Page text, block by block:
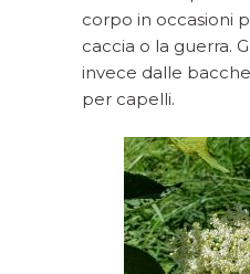
corpo in occasioni
caccia o la guerra.
invece dalle
per capelli.